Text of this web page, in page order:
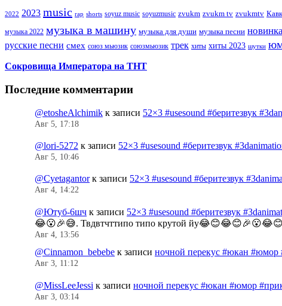
2022 2023 music rap shorts soyuz music soyuzmusic zvukm zvukm tv zvukmtv
музыка 2022 музыка в машину музыка для души музыка песни
русские песни смех союз мьюзик союзмьюзик трек хиты хиты 2023 шутки
Сокровища Императора на ТНТ
Последние комментарии
@etosheAlchimik к записи 52×3 #usesound #беритезвук
Авг 5, 17:18
@lori-5272 к записи 52×3 #usesound #беритезвук
Авг 5, 10:46
@Cyetagantorк записи 52×3 #usesound #беритезвук
Авг 4, 14:22
@Ютуб-6шч к записи 52×3 #usesound #беритезвук
😂😮🎉😅. Твдвтчттипо типо крутой
Авг 4, 13:56
@Cinnamon_bebebe к записи ночной перекус #юкан
Авг 3, 11:12
@MissLeeJessi к записи ночной перекус #юкан #юмор
Авг 3, 03:14